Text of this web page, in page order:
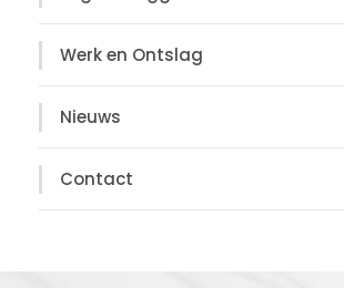
Werk en Ontslag
Nieuws
Contact